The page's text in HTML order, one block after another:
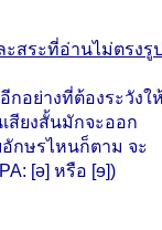
ะสระที่อ่านไม่ตรงรู
กอย่างที่ต้องระวังใ
สียงสั้นมักจะออก
อักษรไหนก็ตาม จะ
[ə] หรือ [ɘ])